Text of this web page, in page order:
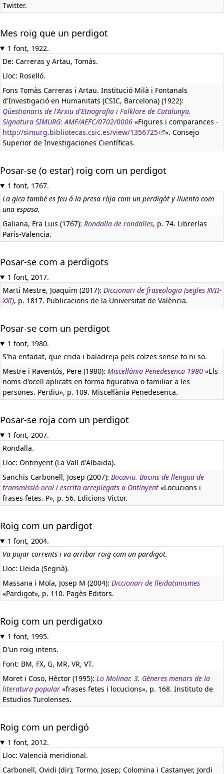
Twitter.
Mes roig que un perdigot
1 font, 1922.
De: Carreras y Artau, Tomás.
Lloc: Roselló.
Fons Tomàs Carreras i Artau. Institució Milà i Fontanals
d'Investigació en Humanitats (CSIC, Barcelona) (1922):
Qüestionaris de l'Arxiu d'Etnografia i Folklore de Catalunya.
Signatura SIMURG: AMF/AEFC/0702/0006 «Figures i comparances -
http://simurg.bibliotecas.csic.es/view/1356725
». Consejo
Superior de Investigaciones Científicas.
Posar-se (o estar) roig com un perdigot
1 font, 1767.
La gica també es feu á la presa ròja com un perdigòt y lluenta com
una espasa.
Galiana, Fra Luis (1767): Rondalla de rondalles, p. 74. Librerías
París-Valencia.
Posar-se com a perdigots
1 font, 2017.
Martí Mestre, Joaquim (2017): Diccionari de fraseologia (segles XVII-
XXI), p. 1817. Publicacions de la Universitat de València.
Posar-se com un perdigot
1 font, 1980.
S'ha enfadat, que crida i baladreja pels colzes sense to ni so.
Mestre i Raventós, Pere (1980): Miscel·lània Penedesenca 1980 «Els
noms d'ocell aplicats en forma figurativa o familiar a les
persones. Perdiu», p. 109. Miscel·lània Penedesenca.
Posar-se roja com un perdigot
1 font, 2007.
Rondalla.
Lloc: Ontinyent (La Vall d'Albaida).
Sanchis Carbonell, Josep (2007): Bocaviu. Bocins de llengua de
transmissió oral i escrita arreplegats a Ontinyent «Locucions i
frases fetes. P», p. 56. Edicions Víctor.
Roig com un pardigot
1 font, 2004.
Va pujar corrents i va arribar roig com un pardigot.
Lloc: Lleida (Segrià).
Massana i Mola, Josep M (2004): Diccionari de lleidatanismes
«Pardigot», p. 110. Pagès Editors.
Roig com un perdigatxo
1 font, 1995.
D'un roig intens.
Font: BM, FX, G, MR, VR, VT.
Moret i Coso, Hèctor (1995): Lo Molinar. 3. Gèneres menors de la
literatura popular «frases fetes i locucions», p. 168. Instituto de
Estudios Turolenses.
Roig com un perdigó
1 font, 2012.
Lloc: Valencià meridional.
Carbonell, Ovidi (dir); Tormo, Josep; Colomina i Castanyer, Jordi